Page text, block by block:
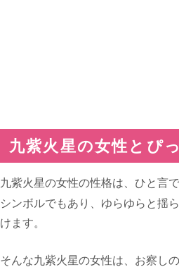
九紫火星の女性とぴ
九紫火星の女性の性格は、ひと言
シンボルでもあり、ゆらゆらと揺
けます。
そんな九紫火星の女性は、お察し